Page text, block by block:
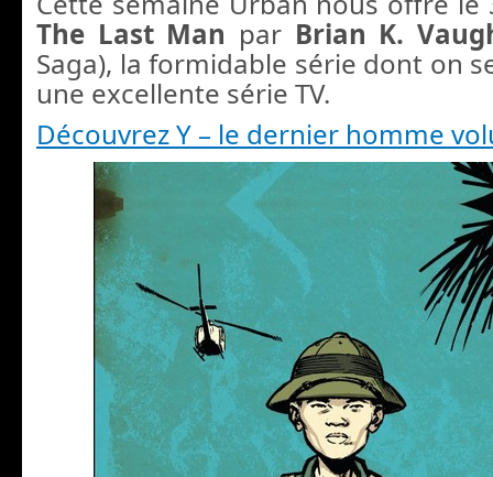
The Last Man par Brian K.
Saga), la formidable série dont on
une excellente série TV.
Découvrez Y – le dernier homme